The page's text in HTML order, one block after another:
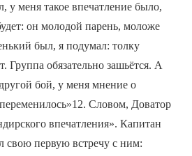
у меня такое впечатление было,
он молодой парень, моложе
был, я подумал: толку
Группа обязательно зашьётся. А
бой, у меня мнение о
Словом, Доватор
впечатления». Капитан
свою первую встречу с ним: